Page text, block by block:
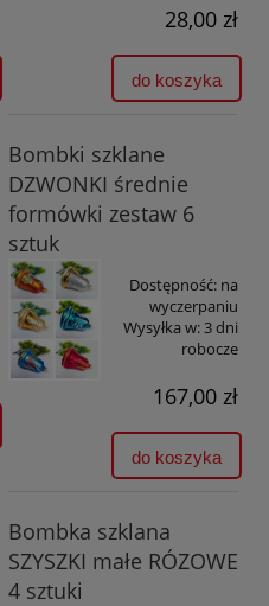
28,00 zł
do koszyka
Bombki szklane
DZWONKI średnie
formówki zestaw 6
sztuk
Dostępność: na
wyczerpaniu
Wysyłka w:3 dni
robocze
167,00 zł
do koszyka
Bombka szklana
SZYSZKI małe RÓZOWE
4 sztuki